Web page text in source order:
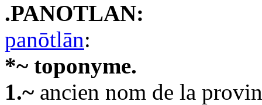
.PANOTLAN:
panōtlān:
*~ toponyme.
1.~ ancien nom de la